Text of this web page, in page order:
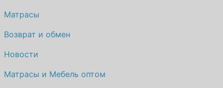
Матрасы
Возврат и обмен
Новости
Матрасы и Мебель оптом